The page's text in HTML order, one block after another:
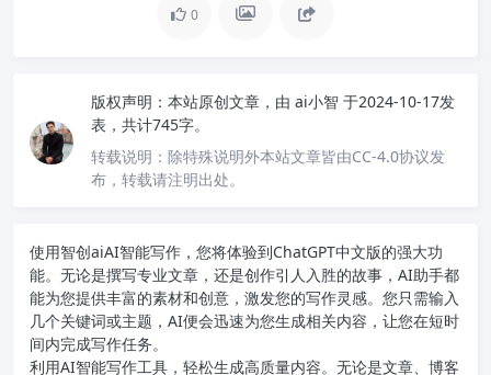
0
版权声明： 本站原创文章，由 ai小智 于2024-10-17发
表，共计745字。
转载说明： 除特殊说明外本站文章皆由CC-4.0协议发
布，转载请注明出处。
使用智创aiAI智能写作 ，您将体验到ChatGPT中文版的强大功
能。无论是撰写专业文章，还是创作引人入胜的故事，AI助手都
能为您提供丰富的素材和创意，激发您的写作灵感。您只需输入
几个关键词或主题，AI便会迅速为您生成相关内容，让您在短时
间内完成写作任务。
利用AI智能写作工具，轻松生成高质量内容。无论是文章、博客